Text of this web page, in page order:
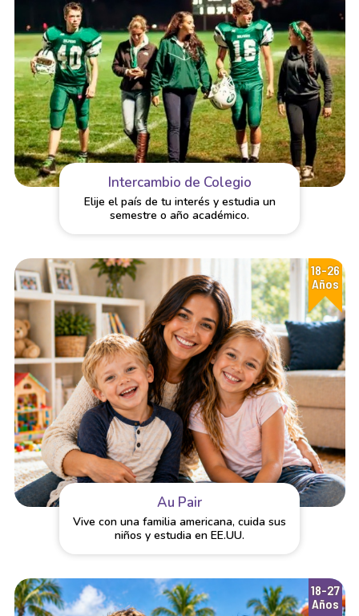
Intercambio de Colegio
Elije el país de tu interés y estudia un
semestre o año académico.
18-26
Años
Au Pair
Vive con una familia americana, cuida sus
niños y estudia en EE.UU.
18-27
Años